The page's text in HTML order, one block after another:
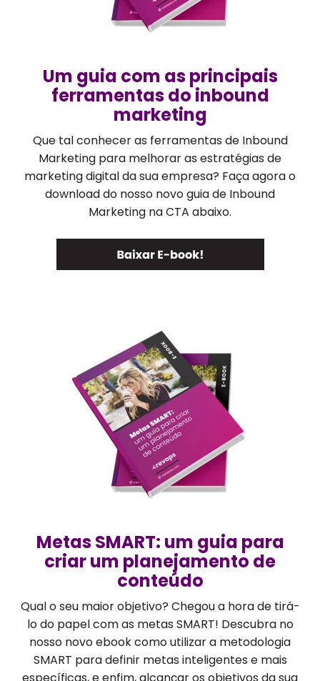
Um guia com as principais
ferramentas do inbound
marketing
Que tal conhecer as ferramentas de Inbound
Marketing para melhorar as estratégias de
marketing digital da sua empresa? Faça agora o
download do nosso novo guia de Inbound
Marketing na CTA abaixo.
Metas SMART: um guia para
criar um planejamento de
conteúdo
Qual o seu maior objetivo? Chegou a hora de tirá-
lo do papel com as metas SMART! Descubra no
nosso novo ebook como utilizar a metodologia
SMART para definir metas inteligentes e mais
específicas, e enfim, alcançar os objetivos da sua